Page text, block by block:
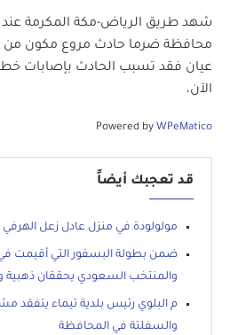
شهد طريق الرياض-مكة المكرمة عند
عيان فقد تسبب الحادث بإصابات
الآن،
Powered by WPeMatico
قد تعجبك أيضاً
مولولودة في منزل عادل زعل الهرفي
ضمن بطولة البسفور التي أقيمت
والمنتخب السعودي يحققان ذهبية
م البلوي رئيس بلدية تيماء يتفقد
والسفلتة في المحافظة